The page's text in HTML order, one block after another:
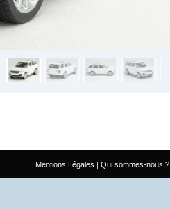
Mentions Légales Qui sommes-nous ?